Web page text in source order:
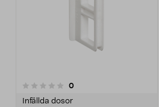
0recensioner
Infällda dosor